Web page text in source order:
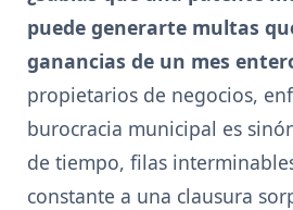
puede generarte multas
ganancias de un mes
propietarios de negocios,
burocracia municipal es
de tiempo, filas
constante a una clausura